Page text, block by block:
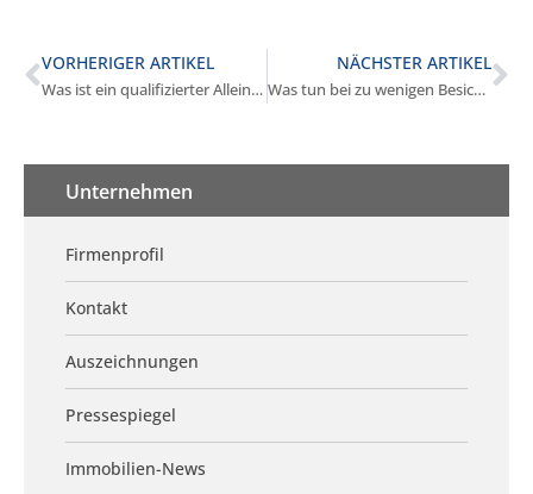
VORHERIGER ARTIKEL
Was ist ein qualifizierter Alleinauftrag in Germering?
NÄCHSTER ARTIKEL
Was tun bei zu wenigen Besichtigungen in Germering?
Unternehmen
Firmenprofil
Kontakt
Auszeichnungen
Pressespiegel
Immobilien-News